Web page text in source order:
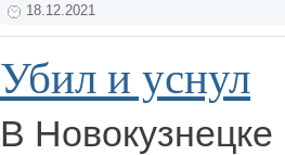
18.12.2021
Убил и уснул
В Новокузнецке